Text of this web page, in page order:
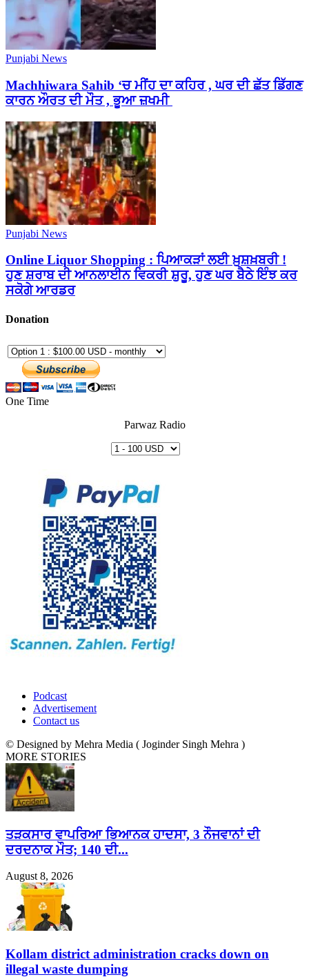
Punjabi News
Machhiwara Sahib ‘ਚ ਮੀਂਹ ਦਾ ਕਹਿਰ , ਘਰ ਦੀ ਛੱਤ ਡਿੱਗਣ
ਕਾਰਨ ਔਰਤ ਦੀ ਮੌਤ , ਭੂਆ ਜ਼ਖਮੀ
Punjabi News
Online Liquor Shopping : ਪਿਆਕੜਾਂ ਲਈ ਖ਼ੁਸ਼ਖ਼ਬਰੀ !
ਹੁਣ ਸ਼ਰਾਬ ਦੀ ਆਨਲਾਈਨ ਵਿਕਰੀ ਸ਼ੁਰੂ, ਹੁਣ ਘਰ ਬੈਠੇ ਇੰਝ ਕਰ
ਸਕੋਗੇ ਆਰਡਰ
Donation
One Time
Parwaz Radio
Podcast
Advertisement
Contact us
© Designed by Mehra Media ( Joginder Singh Mehra )
MORE STORIES
ਤੜਕਸਾਰ ਵਾਪਰਿਆ ਭਿਆਨਕ ਹਾਦਸਾ, 3 ਨੌਜਵਾਨਾਂ ਦੀ
ਦਰਦਨਾਕ ਮੌਤ; 140 ਦੀ...
August 8, 2026
Kollam district administration cracks down on
illegal waste dumping